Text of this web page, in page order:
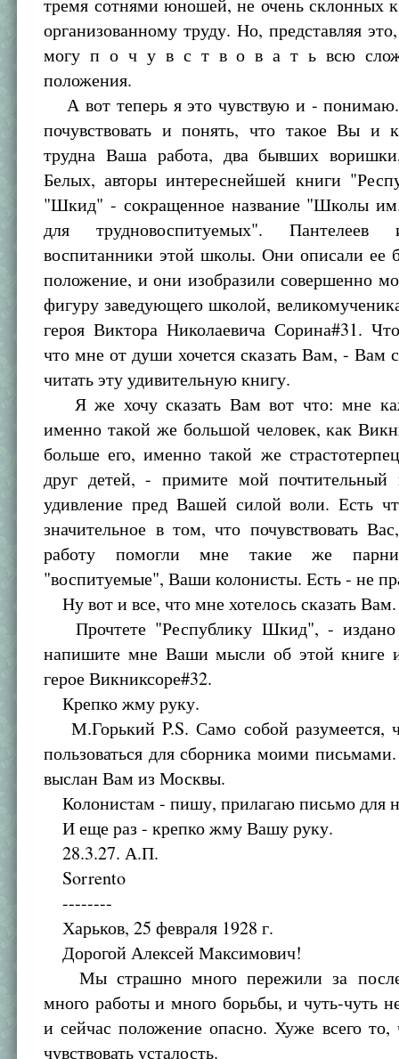
тремя сотнями юношей, не очень склонных
организованному труду. Но, представляя
могу п о ч у в с т в о в а т ь всю
положения.
А вот теперь я это чувствую и -
почувствовать и понять, что такое Вы и
трудна Ваша работа, два бывших
Белых, авторы интереснейшей книги
"Шкид" - сокращенное название "Школы им.
для трудновоспитуемых".
воспитанники этой школы. Они описали ее
положение, и они изобразили совершенно
фигуру заведующего школой,
героя Виктора Николаевича Сорина#31.
что мне от души хочется сказать Вам, - Вам
читать эту удивительную книгу.
Я же хочу сказать Вам вот что: мне
именно такой же большой человек, как
больше его, именно такой же
друг детей, - примите мой
удивление пред Вашей силой воли. Есть
значительное в том, что почувствовать
работу помогли мне такие же
"воспитуемые", Ваши колонисты. Есть - не
Ну вот и все, что мне хотелось сказать Вам.
Прочтете "Республику Шкид", - издано
напишите мне Ваши мысли об этой книге
герое Викниксоре#32.
Крепко жму руку.
М.Горький P.S. Само собой разумеется,
пользоваться для сборника моими
выслан Вам из Москвы.
Колонистам - пишу, прилагаю письмо для
И еще раз - крепко жму Вашу руку.
28.3.27. А.П.
Sorrento
--------
Харьков, 25 февраля 1928 г.
Дорогой Алексей Максимович!
Мы страшно много пережили за
много работы и много борьбы, и чуть-чуть
и сейчас положение опасно. Хуже всего
чувствовать усталость.